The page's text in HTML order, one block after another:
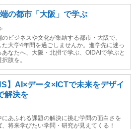
の都市「大阪」で学ぶ
のビジネスや文化が集結する都市・大阪で、
た大学4年間を過ごしませんか。進学先に迷っ
あなたへ、大阪・北摂で学ぶ、OIDAIで学ぶと
肢を。
】AI×データ×ICTで未来をデザイ
解決を
にあふれる課題の解決に挑む学問の面白さを
、将来学びたい学問・研究が見えてくる！